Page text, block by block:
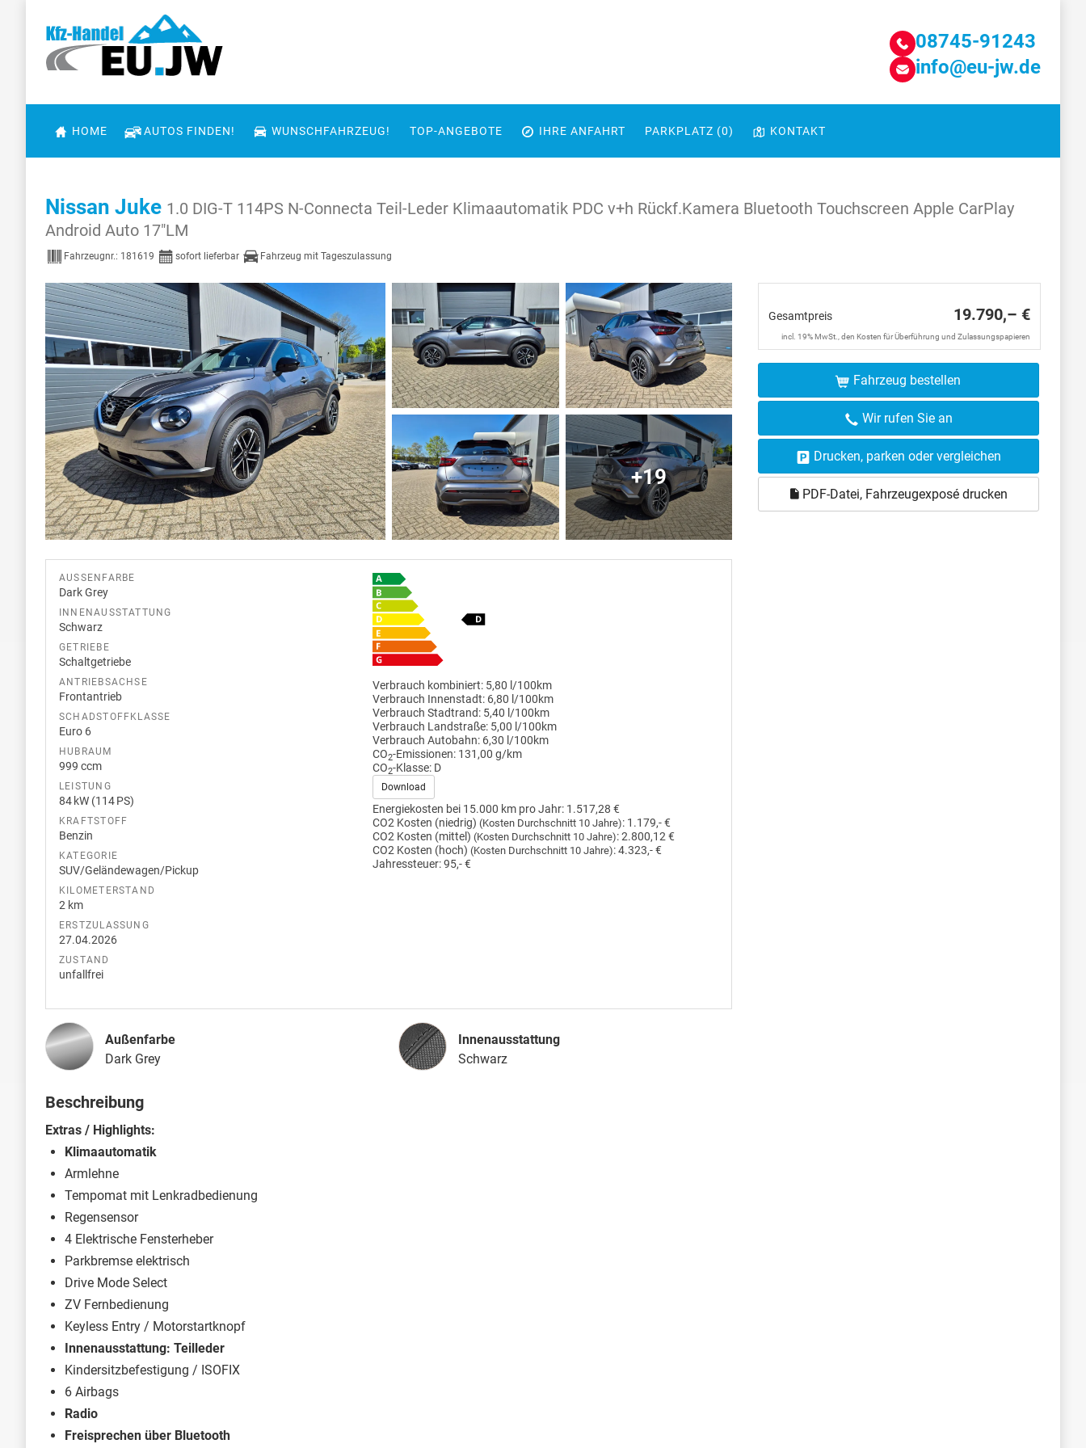
08745-91243
info@eu-jw.de
HOME AUTOS FINDEN! WUNSCHFAHRZEUG! TOP-ANGEBOTE IHRE ANFAHRT PARKPLATZ (0) KONTAKT
Nissan Juke 1.0 DIG-T 114PS N-Connecta Teil-Leder Klimaautomatik PDC v+h Rückf.Kamera Bluetooth Touchscreen Apple CarPlay
Android Auto 17"LM
Fahrzeugnr.: 181619 sofort lieferbar Fahrzeug mit Tageszulassung
Gesamtpreis 19.790,– €
incl. 19% MwSt., den Kosten für Überführung und Zulassungspapieren
Fahrzeug bestellen
Wir rufen Sie an
Drucken, parken oder vergleichen
PDF-Datei, Fahrzeugexposé drucken
+19
AUSSENFARBE
Dark Grey
INNENAUSSTATTUNG
Schwarz
GETRIEBE
Schaltgetriebe
ANTRIEBSACHSE
Frontantrieb
SCHADSTOFFKLASSE
Euro 6
HUBRAUM
999 ccm
LEISTUNG
84 kW (114 PS)
KRAFTSTOFF
Benzin
KATEGORIE
SUV/Geländewagen/Pickup
KILOMETERSTAND
2 km
ERSTZULASSUNG
27.04.2026
ZUSTAND
unfallfrei
Verbrauch kombiniert: 5,80 l/100km
Verbrauch Innenstadt: 6,80 l/100km
Verbrauch Stadtrand: 5,40 l/100km
Verbrauch Landstraße: 5,00 l/100km
Verbrauch Autobahn: 6,30 l/100km
CO2-Emissionen: 131,00 g/km
CO2-Klasse: D
Download
Energiekosten bei 15.000 km pro Jahr: 1.517,28 €
CO2 Kosten (niedrig) (Kosten Durchschnitt 10 Jahre): 1.179,- €
CO2 Kosten (mittel) (Kosten Durchschnitt 10 Jahre):2.800,12 €
CO2 Kosten (hoch) (Kosten Durchschnitt 10 Jahre):4.323,- €
Jahressteuer:95,- €
Außenfarbe
Dark Grey
Innenausstattung
Innenausstattung
Schwarz
Beschreibung
Extras / Highlights:
Klimaautomatik
Armlehne
Tempomat mit Lenkradbedienung
Regensensor
4 Elektrische Fensterheber
Parkbremse elektrisch
Drive Mode Select
ZV Fernbedienung
Keyless Entry / Motorstartknopf
Innenausstattung: Teilleder
Kindersitzbefestigung / ISOFIX
6 Airbags
Radio
Freisprechen über Bluetooth